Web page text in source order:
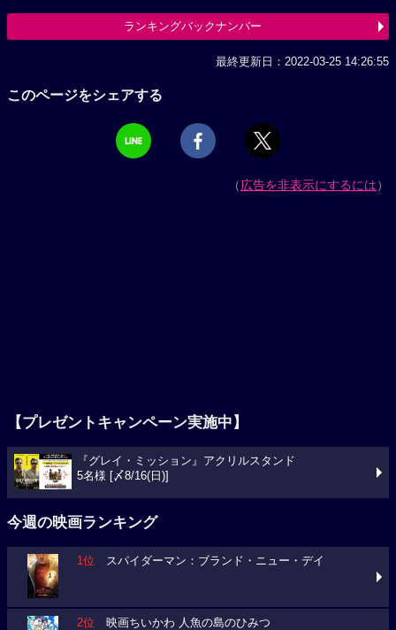
ランキングバックナンバー
最終更新日：2022-03-25 14:26:55
このページをシェアする
（広告を非表示にするには）
【プレゼントキャンペーン実施中】
『グレイ・ミッション』アクリルスタンド
5名様 [〆8/16(日)]
今週の映画ランキング
1位 スパイダーマン：ブランド・ニュー・デイ
2位 映画ちいかわ 人魚の島のひみつ